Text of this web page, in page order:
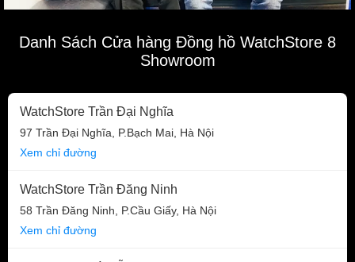
Danh Sách Cửa hàng Đồng hồ WatchStore 8
Showroom
WatchStore Trần Đại Nghĩa
97 Trần Đại Nghĩa, P.Bạch Mai, Hà Nội
Xem chỉ đường
WatchStore Trần Đăng Ninh
58 Trần Đăng Ninh, P.Cầu Giấy, Hà Nội
Xem chỉ đường